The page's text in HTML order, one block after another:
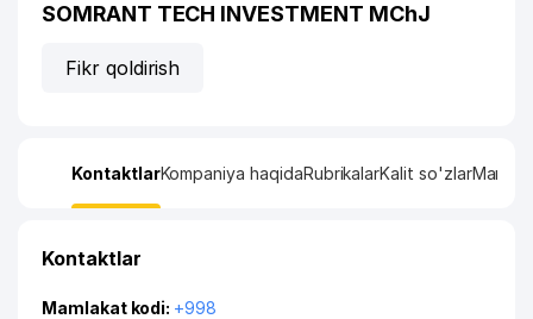
SOMRANT TECH INVESTMENT MChJ
Fikr qoldirish
KontaktlarKompaniya haqidaRubrikalarKalit so'zlarManzil
Kontaktlar
Mamlakat kodi: +998